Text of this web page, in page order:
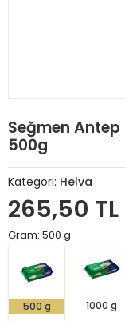
Seğmen Antep
500g
Kategori: Helva
265,50 TL
Gram: 500 g
500 g 1000 g